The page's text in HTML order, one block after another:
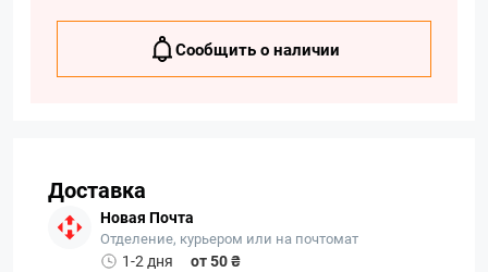
Сообщить о наличии
Доставка
Новая Почта
Отделение, курьером или на почтомат
1-2 дня
от 50 ₴